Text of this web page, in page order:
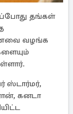
தங்கள்
வழங்க
ஸ்டார்மர்,
கனடா